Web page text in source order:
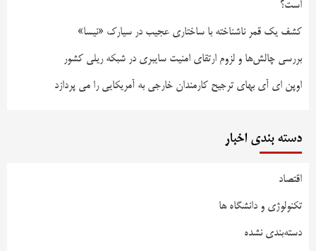
است؟
کشف یک قمر ناشناخته با ساختاری عجیب در سیارک «نیسا»
بررسی چالش‌ها و لزوم ارتقای امنیت سایبری در شبکه ریلی کشور
اوپن ای آی بهای ترجیح کارمندان خارجی به آمریکایی را می پردازد
دسته بندی اخبار
اقتصاد
تکنولوژی و دانشگاه ها
دسته‌بندی نشده